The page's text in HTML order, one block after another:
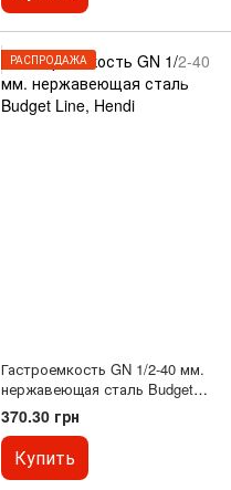
РАСПРОДАЖА
Гастроемкость GN 1/2-40 мм.
нержавеющая сталь Budget
Line, Hendi
370.30 грн
Купить